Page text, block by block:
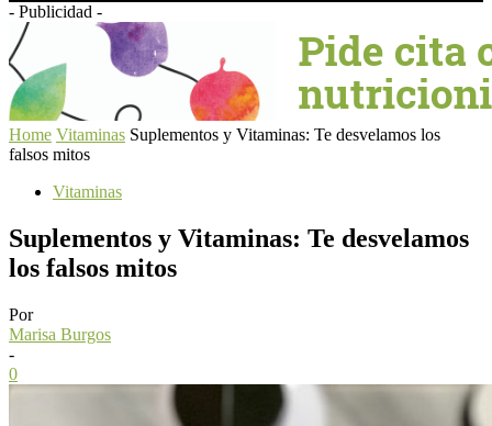
- Publicidad -
Home Vitaminas Suplementos y Vitaminas: Te desvelamos los
falsos mitos
Vitaminas
Suplementos y Vitaminas: Te desvelamos
los falsos mitos
Por
Marisa Burgos
-
0